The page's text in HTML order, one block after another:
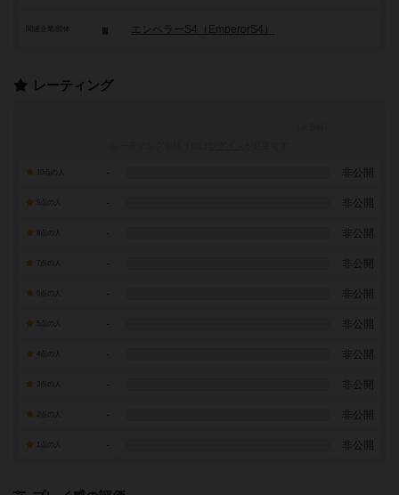
エンペラーS4（EmperorS4）
レーティング
- 非公開
- 非公開
- 非公開
7点の人 - 非公開
- 非公開
- 非公開
- 非公開
- 非公開
- 非公開
- 非公開